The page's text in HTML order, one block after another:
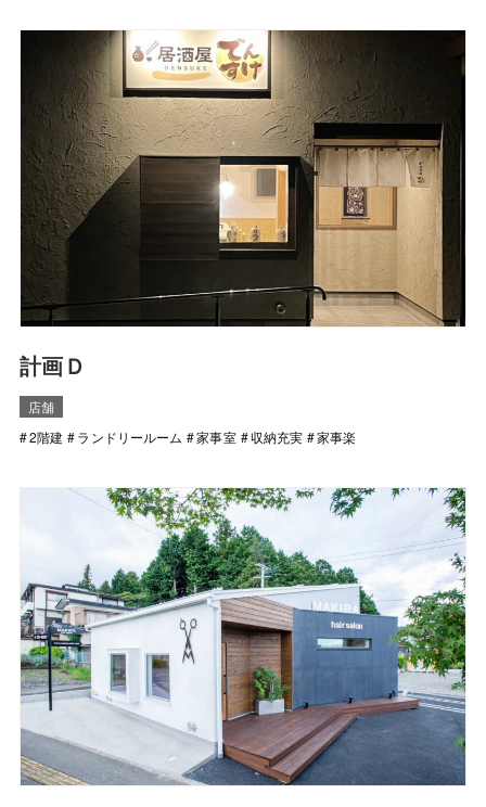
計画Ｄ
店舗
2階建
ランドリールーム 家事室 収納充実 家事楽